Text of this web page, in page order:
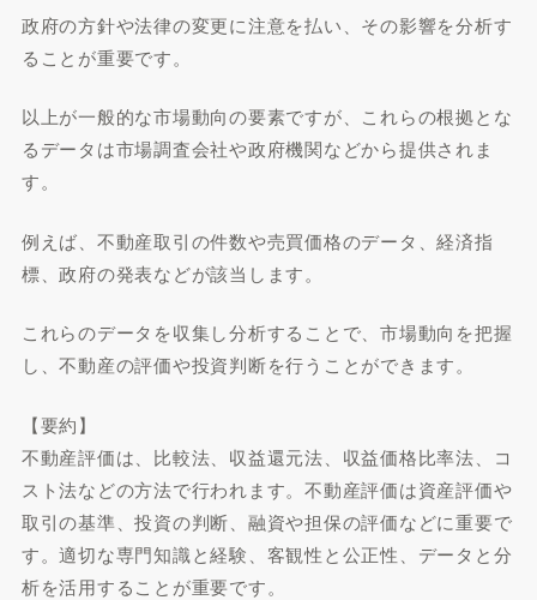
政府の方針や法律の変更に注意を払い、その影響を分析す
ることが重要です。
以上が一般的な市場動向の要素ですが、これらの根拠とな
るデータは市場調査会社や政府機関などから提供されま
す。
例えば、不動産取引の件数や売買価格のデータ、経済指
標、政府の発表などが該当します。
これらのデータを収集し分析することで、市場動向を把握
し、不動産の評価や投資判断を行うことができます。
【要約】
不動産評価は、比較法、収益還元法、収益価格比率法、コ
スト法などの方法で行われます。不動産評価は資産評価や
取引の基準、投資の判断、融資や担保の評価などに重要で
す。適切な専門知識と経験、客観性と公正性、データと分
析を活用することが重要です。